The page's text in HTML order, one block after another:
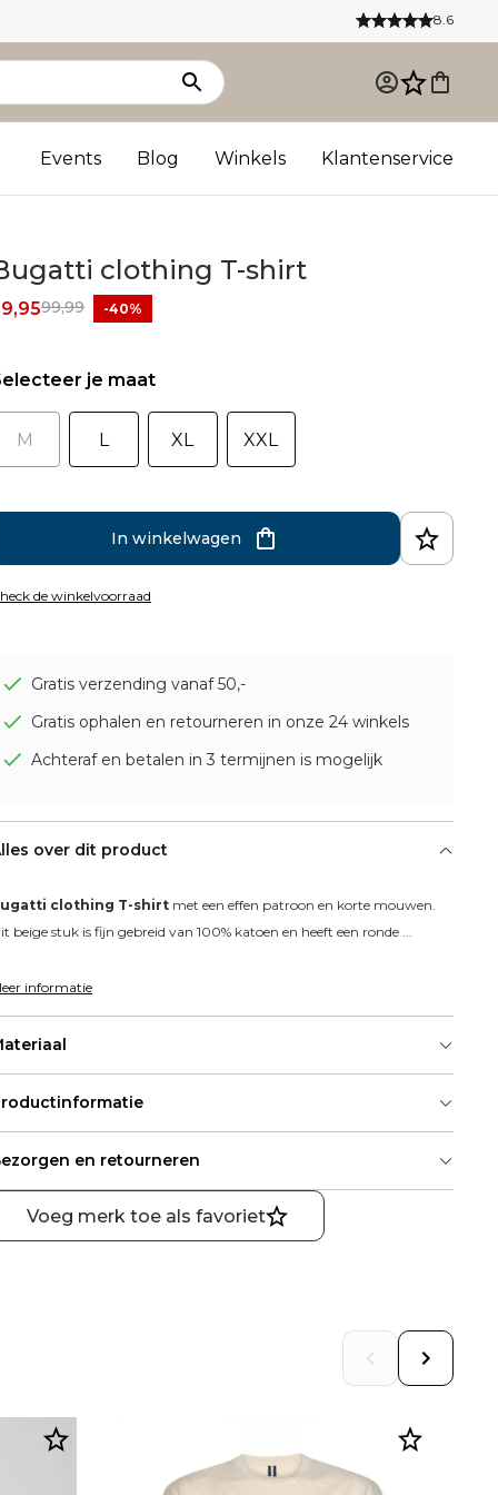
8.6
Events Blog Winkels Klantenservice
clothing T-shirt
99,99 -40%
je maat
M L XL XXL
In winkelwagen
de winkelvoorraad
Gratis verzending vanaf 50,-
Gratis ophalen en retourneren in onze 24 winkels
Achteraf en betalen in 3 termijnen is mogelijk
over dit product
clothing T-shirt met een effen patroon en korte mouwen.
beige stuk is fijn gebreid van 100% katoen en heeft een ronde ...
informatie
en retourneren
Voeg merk toe als favoriet